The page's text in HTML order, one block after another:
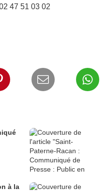
47 51 03 02
à la